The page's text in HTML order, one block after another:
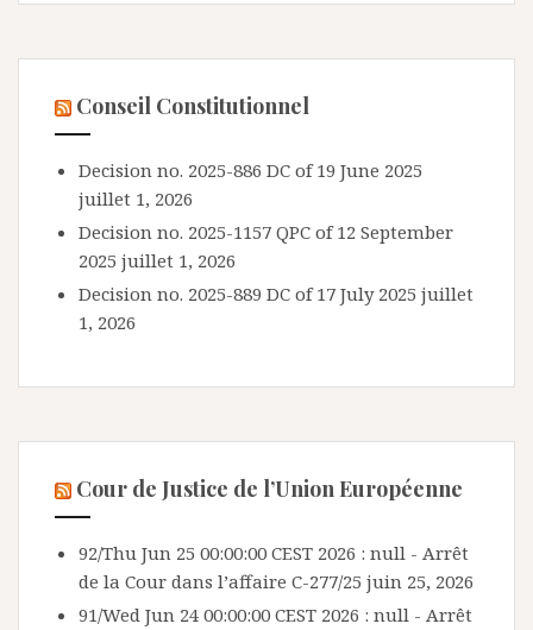
Conseil Constitutionnel
Decision no. 2025-886 DC of 19 June 2025
juillet 1, 2026
Decision no. 2025-1157 QPC of 12 September
2025 juillet 1, 2026
Decision no. 2025-889 DC of 17 July 2025 juillet
1, 2026
Cour de Justice de l’Union Européenne
92/Thu Jun 25 00:00:00 CEST 2026 : null - Arrêt
de la Cour dans l’affaire C-277/25 juin 25, 2026
91/Wed Jun 24 00:00:00 CEST 2026 : null - Arrêt